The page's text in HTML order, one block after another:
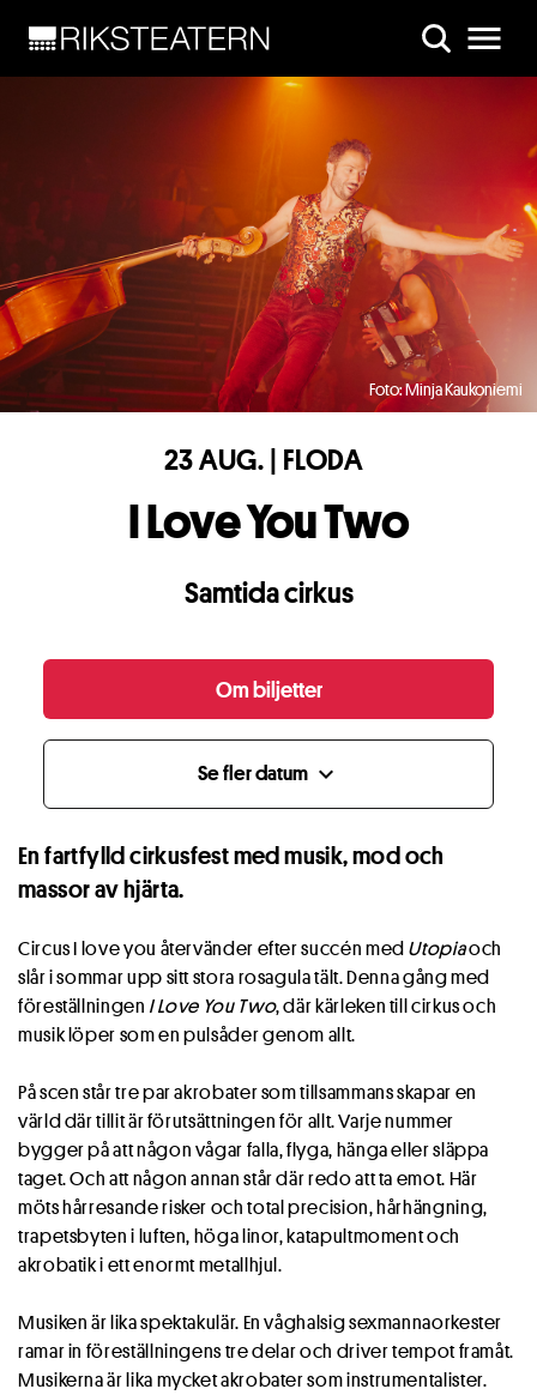
Foto: Minja Kaukoniemi
23 AUG. | FLODA
I Love You Two
Samtida cirkus
Om biljetter
Se fler datum expand_more
En fartfylld cirkusfest med musik, mod och
massor av hjärta.
Circus I love you återvänder efter succén medUtopiaoch
slår i sommar upp sitt stora rosagula tält. Denna gång med
föreställningen I Love You Two, där kärleken till cirkus och
musik löper som en pulsåder genom allt.
På scen står tre par akrobater som tillsammans skapar en
värld där tillit är förutsättningen för allt. Varje nummer
bygger på att någon vågar falla, flyga, hänga eller släppa
taget. Och att någon annan står där redo att ta emot. Här
möts hårresande risker och total precision, hårhängning,
trapetsbyten i luften, höga linor, katapultmoment och
akrobatik i ett enormt metallhjul.
Musiken är lika spektakulär. En våghalsig sexmannaorkester
ramar in föreställningens tre delar och driver tempot framåt.
Musikerna är lika mycket akrobater som instrumentalister.